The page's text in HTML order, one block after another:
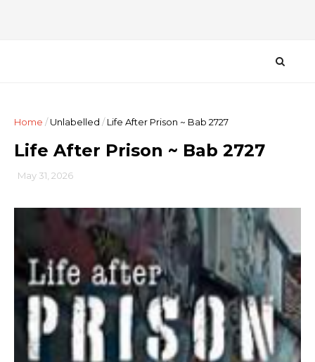
Home /Unlabelled / Life After Prison ~ Bab 2727
Life After Prison ~ Bab 2727
May 31, 2026